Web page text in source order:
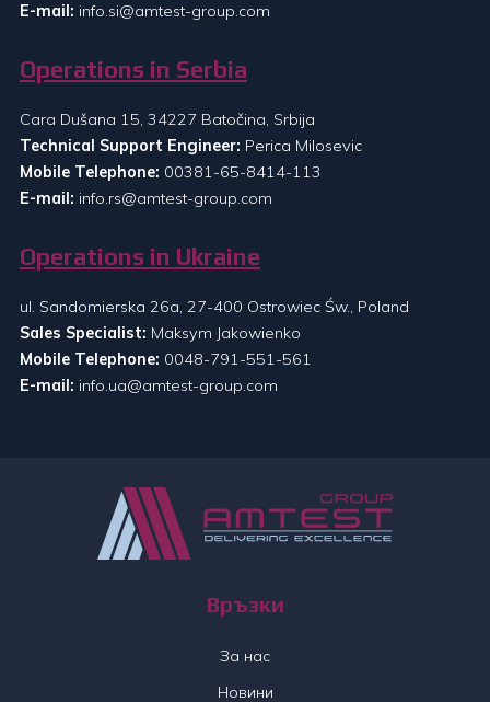
E-mail: info.si@amtest-group.com
Operations in Serbia
Cara Dušana 15, 34227 Batočina, Srbija
Technical Support Engineer: Perica Milosevic
Mobile Telephone: 00381-65-8414-113
E-mail: info.rs@amtest-group.com
Operations in Ukraine
ul. Sandomierska 26a, 27-400 Ostrowiec Św., Poland
Sales Specialist: Maksym Jakowienko
Mobile Telephone: 0048-791-551-561
E-mail: info.ua@amtest-group.com
Връзки
За нас
Новини